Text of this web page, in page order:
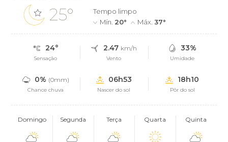
25°
Tempo limpo
Mín. 20° Máx.37°
24°
Sensação
2.47 km/h
Vento
33%
Umidade
0% (0mm)
Chance chuva
06h53
Nascer do sol
18h10
Pôr do sol
Domingo Segunda Terça Quarta Quinta